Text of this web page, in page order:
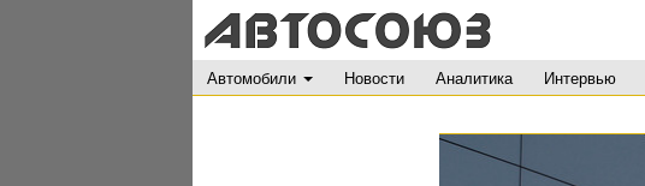
Автомобили Новости Аналитика Интервью